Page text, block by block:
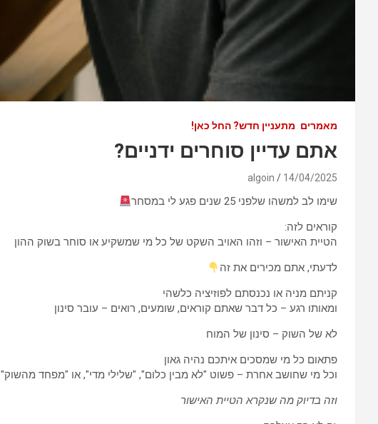
מאמרים מתעניין חדש? החל כאן!
אתם עדיין סוחרים ידניים?
14/04/2025
algoin
שימו לב למשהו שלפני 25 שנים פגע לי במסחר
קוראים לזה:
הטיית האישור – וזהו האויב השקט של כל מי שמשקיע או סוחר בשוק ההון
לדעתי, אתם מכירים את זה
קניתם מניה או נכנסתם לפוזיציה כלשהי
ומאותו רגע – כל דבר שאתם קוראים, שומעים, רואים – עובר סינון
לא של השוק – סינון של המוח
פתאום כל מי שמסכים איתכם נהיה גאון
וכל מי שחושב אחרת – פשוט "לא מבין כלום", "שלילי מדי", או "מפחד מהשוק"
וזה בדיוק מה שנקרא הטיית האישור